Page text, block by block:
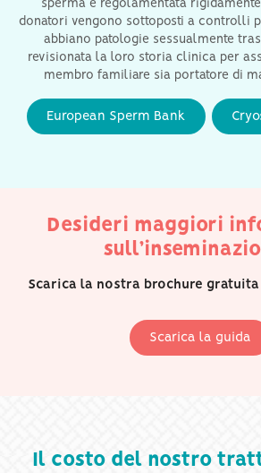
sperma è regolamentata
donatori vengono sottoposti a controlli
abbiano patologie sessualmente
revisionata la loro storia clinica per
membro familiare sia portatore di
European Sperm Bank
Desideri maggiori
Scarica la nostra brochure
Scarica la guida
Il costo del nostro